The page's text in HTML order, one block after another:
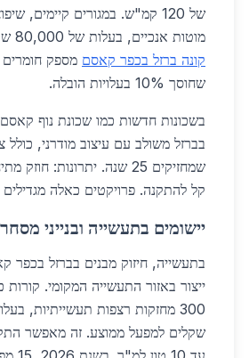
של 120 קמ"ש. במגורים קיימים,
מוטות אנכיים, בעלות של 80,000 שקלים לבית פרטי.
קונה ברזל בכפר קאסם מספק
שחוסך 10% בעלויות הובלה.
בשכונות חדשות כמו שכונת נוף
בברזל משולב עם עיצוב מודרני, כולל
קל להתקנה. פרויקטים כאלה מגדילים
יישומים בתעשייה ובנייני מסחר
בתעשייה, חיזוק מבנים בברזל בכפר
שקלים למפעל ממוצע. זה מאפשר